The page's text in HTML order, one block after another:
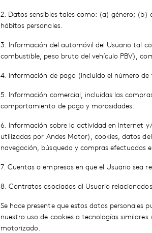
2. Datos sensibles tales como: (a) género; (b)
hábitos personales.
3. Información del automóvil del Usuario tal
combustible, peso bruto del vehículo PBV),
4. Información de pago (incluido el número
5. Información comercial, incluidas las
comportamiento de pago y morosidades.
6. Información sobre la actividad en Internet
utilizadas por Andes Motor), cookies, datos
navegación, búsqueda y compras efectuadas
7. Cuentas o empresas en que el Usuario sea
8. Contratos asociados al Usuario
Se hace presente que estos datos personales
nuestro uso de cookies o tecnologías
motorizado.